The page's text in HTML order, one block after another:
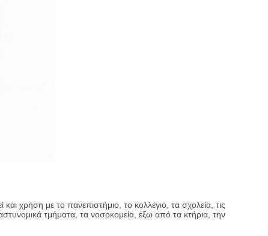
χρήση με το πανεπιστήμιο, το κολλέγιο, τα σχολεία, τις
τμήματα, τα νοσοκομεία, έξω από τα κτήρια, την